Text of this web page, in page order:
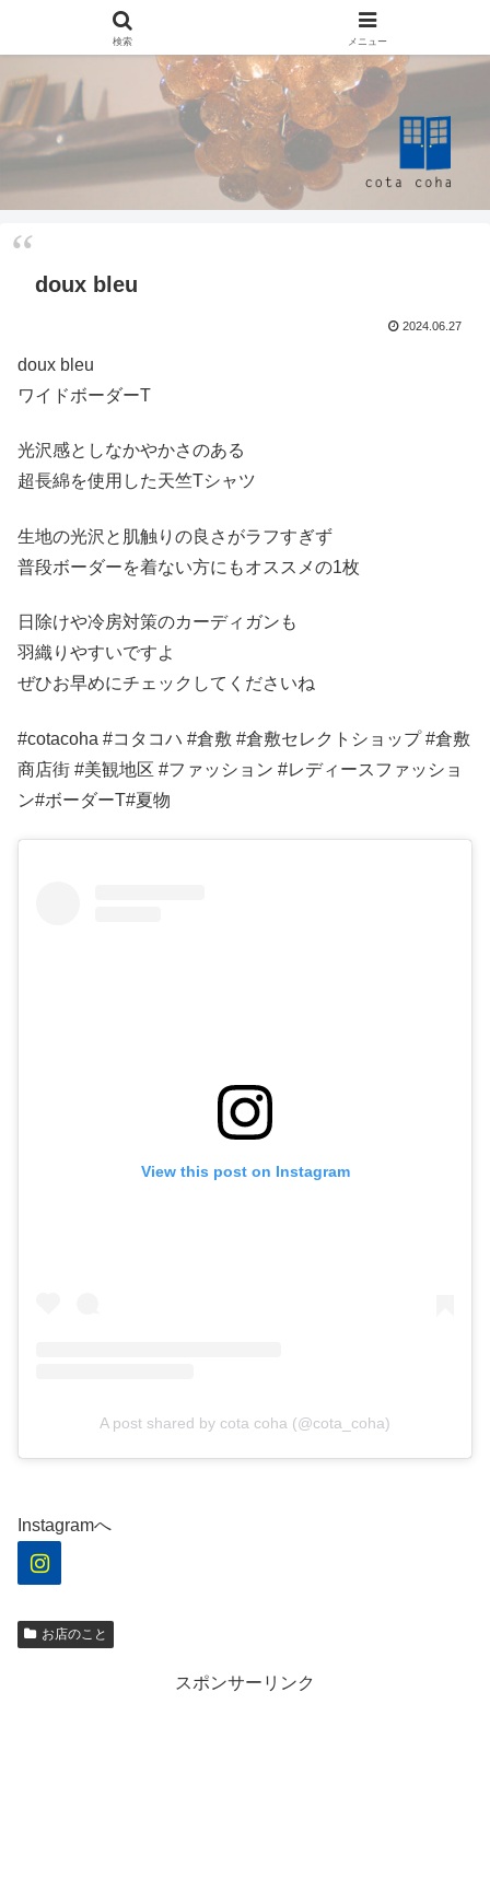
doux bleu
2024.06.27
doux bleu
ワイドボーダーT
光沢感としなかやかさのある
超長綿を使用した天竺Tシャツ
生地の光沢と肌触りの良さがラフすぎず
普段ボーダーを着ない方にもオススメの1枚
日除けや冷房対策のカーディガンも
羽織りやすいですよ
ぜひお早めにチェックしてくださいね
#cotacoha #コタコハ #倉敷 #倉敷セレクトショップ #倉敷
商店街 #美観地区 #ファッション #レディースファッショ
ン#ボーダーT#夏物
View this post on Instagram
A post shared by cota coha (@cota_coha)
Instagramへ
お店のこと
スポンサーリンク
検索 メニュー